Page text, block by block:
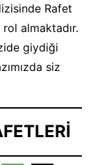
Rafet
rol almaktadır.
giydiği
siz